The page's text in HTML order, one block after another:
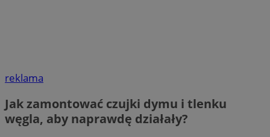
reklama
Jak zamontować czujki dymu i tlenku
węgla, aby naprawdę działały?